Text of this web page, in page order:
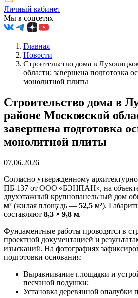
Личный кабинет
Мы в соцсетях
Главная
Новости
Строительство дома в
области: завершена подготовка
монолитной плиты
Строительство дома в
районе Московской
завершена подготовка
монолитной плиты
07.06.2026
Согласно утвержденному
ПБ-137 от ООО «БЭНПАН», на объекте
двухэтажный крупнопанельный дом
м² (жилая площадь — 52,5 м²).
составляют 8,3 × 9,8 м.
Фундаментные работы проводятся в
проектной документацией и
изысканий. На фотографиях
подготовки основания:
Выравнивание площадки и
песчаной подушки;
Установка деревянной опалубки